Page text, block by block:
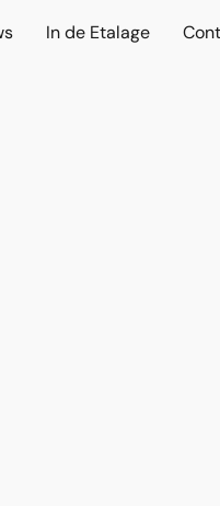
In de Etalage